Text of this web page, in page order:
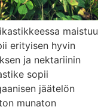
maistuu
erityisen hyvin
ja nektariinin
sopii
jäätelön
munaton